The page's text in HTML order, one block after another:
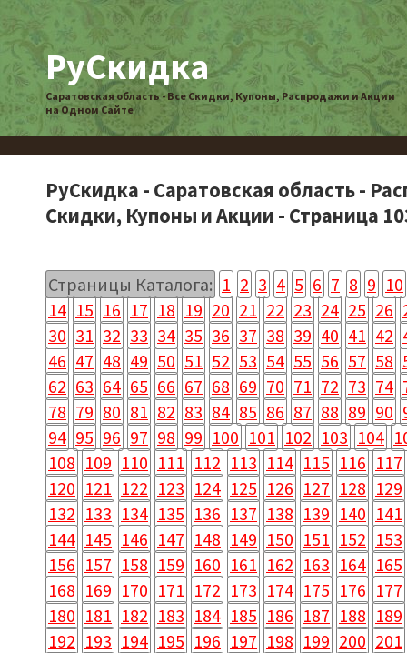
РуСкидка
Саратовская область - Все Скидки, Купоны, Распродажи и Акции
на Одном Сайте
РуСкидка - Саратовская область -
Скидки, Купоны и Акции - Страница
Страницы Каталога: 1 2 3 4 5 6 7 8 9 10
14 15 16 17 18 19 20 21 22 23 24 25 26
30 31 32 33 34 35 36 37 38 39 40 41 42
46 47 48 49 50 51 52 53 54 55 56 57 58
62 63 64 65 66 67 68 69 70 71 72 73 74
78 79 80 81 82 83 84 85 86 87 88 89 90
94 95 96 97 98 99 100 101 102 103 104
108 109 110 111 112 113 114 115 116 117
120 121 122 123 124 125 126 127 128 129
132 133 134 135 136 137 138 139 140 141
144 145 146 147 148 149 150 151 152 153
156 157 158 159 160 161 162 163 164 165
168 169 170 171 172 173 174 175 176 177
180 181 182 183 184 185 186 187 188 189
192 193 194 195 196 197 198 199 200 201